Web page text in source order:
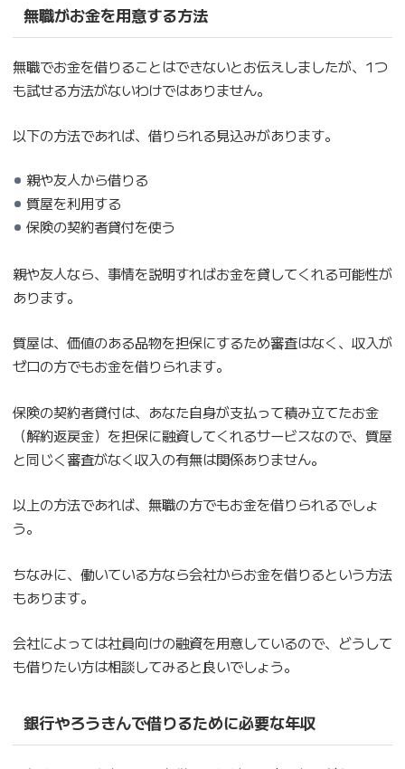
無職がお金を用意する方法
無職でお金を借りることはできないとお伝えしましたが、1つ
も試せる方法がないわけではありません。
以下の方法であれば、借りられる見込みがあります。
親や友人から借りる
質屋を利用する
保険の契約者貸付を使う
親や友人なら、事情を説明すればお金を貸してくれる可能性が
あります。
質屋は、価値のある品物を担保にするため審査はなく、収入が
ゼロの方でもお金を借りられます。
保険の契約者貸付は、あなた自身が支払って積み立てたお金
（解約返戻金）を担保に融資してくれるサービスなので、質屋
と同じく審査がなく収入の有無は関係ありません。
以上の方法であれば、無職の方でもお金を借りられるでしょ
う。
ちなみに、働いている方なら会社からお金を借りるという方法
もあります。
会社によっては社員向けの融資を用意しているので、どうして
も借りたい方は相談してみると良いでしょう。
銀行やろうきんで借りるために必要な年収